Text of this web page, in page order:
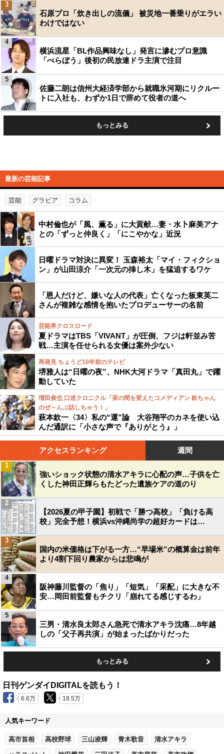
石原プロ「炊き出しの流儀」 被災地一番乗りがエラい
わけではない
3
横浜流星「BL作品興味なし」発言に滲むプロ意識
「べらぼう」後初の民放連ドラ主演で注目
4
佐藤二朗は信州大経済学部から就職氷河期にリクルー
トに入社も、わずか1日で辞めて役者の道へ
5
もっとみる
最新の芸能記事
芸能 グラビア コラム
中村倫也が「風、薫る」に大貢献…妻・水卜麻美アナ
との「ずっと仲良く」「にこやかな」近況
日曜ドラマ対決に異変！ 玉森裕太「マイ・フィクショ
ン」が山田涼介「一次元の挿し木」を猛追するワケ
「恩人だけど、嫌いな人の代表」亡くなった板東英二
さんが複雑な感情を抱いたプロデューサーの名前
芸能界クロスロード
夏ドラマはTBS「VIVANT」が圧倒、フジは軒並み苦
戦…主演を任せられる女優は案外少ない
再発見 ちょうど10年前のテレビ
堺雅人は“日曜の夜”、NHK大河ドラマ「真田丸」で躍
動していた
増田俊也 口述クロニクル「茶の間を変えたコメディアン 欽ちゃん
のぜ～んぶ話しちゃう！」
萩本欽一〈34〉私の“運”論 大谷翔平のカネを使い込
んだ通訳に「小さな声で『ありがとう』」
アクセスランキング 週間
強いショック状態の清水アキラに心配の声…子供を亡
くした神田正輝らもたどった遺族ケアの道のり
1
【2026夏の甲子園】初戦で「勝つ高校」「負ける高
校」完全予想！横浜vs沖縄尚学の超好カードは…
2
国内の米価格は下がる一方…“早場米”の概算金は前年
より4割下回り農家からは悲鳴が
3
阪神藤川監督の「焦り」「短気」「采配」に大きな不
安…岡田前監督もチクリ「崩れてる感じするわ」
4
三男・清水良太郎さん急死で清水アキラ沈痛…8年越
しの「父子再共演」が始まったばかりだった
5
もっとみる
日刊ゲンダイDIGITALを読もう！
6.6万 18.5万
人気キーワード
高市首相 高校野球 三山凌輝 青木歌音 清水アキラ